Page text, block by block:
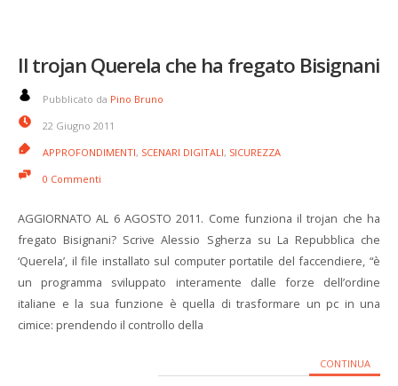
Il trojan Querela che ha fregato Bisignani
Pubblicato da Pino Bruno
22 Giugno 2011
APPROFONDIMENTI, SCENARI DIGITALI, SICUREZZA
0 Commenti
AGGIORNATO AL 6 AGOSTO 2011. Come funziona il trojan che ha
fregato Bisignani? Scrive Alessio Sgherza su La Repubblica che
‘Querela’, il file installato sul computer portatile del faccendiere, “è
un programma sviluppato interamente dalle forze dell’ordine
italiane e la sua funzione è quella di trasformare un pc in una
cimice: prendendo il controllo della
CONTINUA